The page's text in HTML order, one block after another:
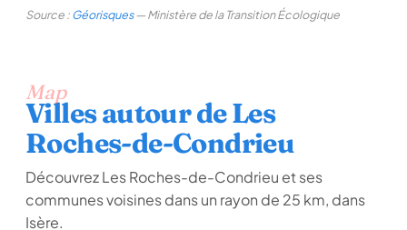
Source :Géorisques— Ministère de la Transition Écologique
Map
Villes autour de Les
Roches-de-Condrieu
Découvrez Les Roches-de-Condrieu et ses
communes voisines dans un rayon de 25 km, dans
Isère.